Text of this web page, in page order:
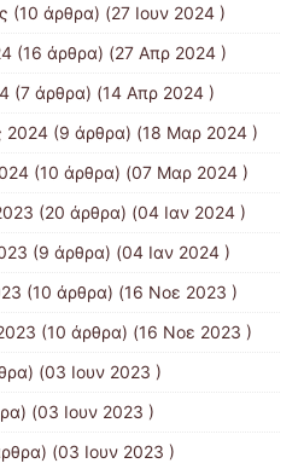
(10 άρθρα) (27 Ιουν 2024 )
(16 άρθρα) (27 Απρ 2024 )
(7 άρθρα) (14 Απρ 2024 )
2024 (9 άρθρα) (18 Μαρ 2024 )
(10 άρθρα) (07 Μαρ 2024 )
(20 άρθρα) (04 Ιαν 2024 )
(9 άρθρα) (04 Ιαν 2024 )
(10 άρθρα) (16 Νοε 2023 )
(10 άρθρα) (16 Νοε 2023 )
(03 Ιουν 2023 )
(03 Ιουν 2023 )
(03 Ιουν 2023 )